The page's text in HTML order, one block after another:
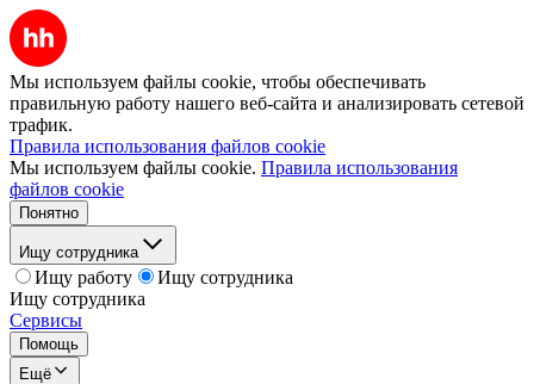
Мы используем файлы cookie, чтобы обеспечивать
правильную работу нашего веб-сайта и анализировать сетевой
трафик.
Правила использования файлов cookie
Мы используем файлы cookie. Правила использования
файлов cookie
Понятно
Ищу сотрудника
Ищу работу
Ищу сотрудника
Ищу сотрудника
Сервисы
Помощь
Ещё